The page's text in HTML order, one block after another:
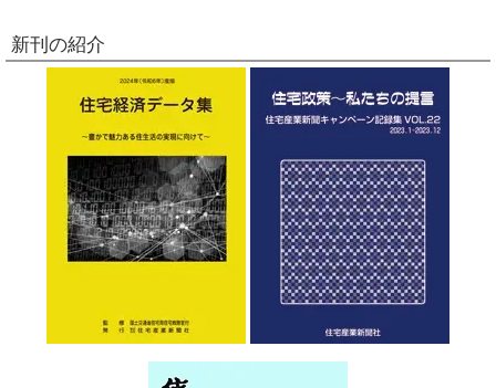
新刊の紹介